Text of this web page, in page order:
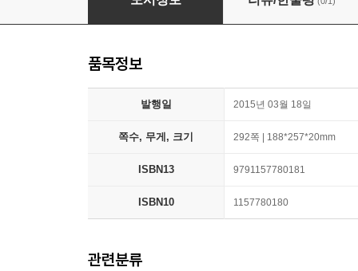
품목정보
발행일 2015년 03월 18일
쪽수, 무게, 크기 292쪽 | 188*257*20mm
ISBN13 9791157780181
ISBN10 1157780180
관련분류